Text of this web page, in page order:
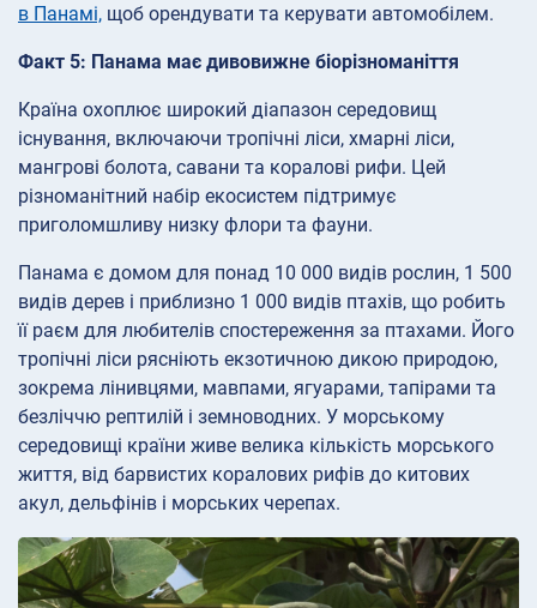
в Панамі, щоб орендувати та керувати автомобілем.
Факт 5: Панама має дивовижне біорізноманіття
Країна охоплює широкий діапазон середовищ
існування, включаючи тропічні ліси, хмарні ліси,
мангрові болота, савани та коралові рифи. Цей
різноманітний набір екосистем підтримує
приголомшливу низку флори та фауни.
Панама є домом для понад 10 000 видів рослин, 1 500
видів дерев і приблизно 1 000 видів птахів, що робить
її раєм для любителів спостереження за птахами. Його
тропічні ліси рясніють екзотичною дикою природою,
зокрема лінивцями, мавпами, ягуарами, тапірами та
безліччю рептилій і земноводних. У морському
середовищі країни живе велика кількість морського
життя, від барвистих коралових рифів до китових
акул, дельфінів і морських черепах.